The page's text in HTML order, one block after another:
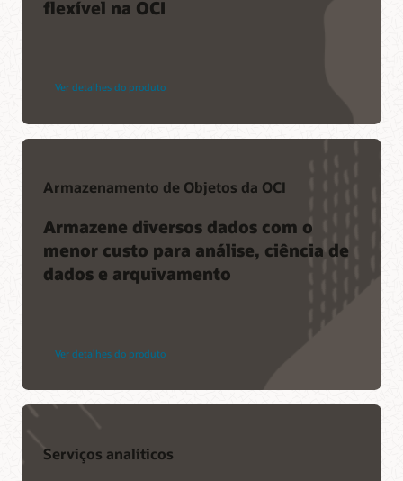
flexível na OCI
Ver detalhes do produto
Armazenamento de Objetos da OCI
Armazene diversos dados com o
menor custo para análise, ciência de
dados e arquivamento
Ver detalhes do produto
Serviços analíticos